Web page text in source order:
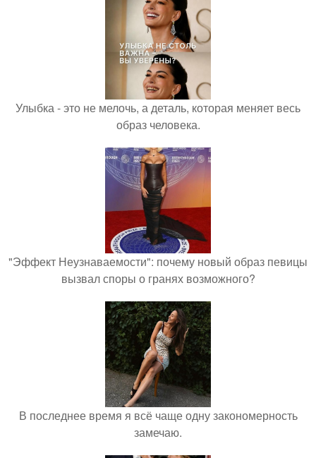
Улыбка - это не мелочь, а деталь, которая меняет весь
образ человека.
"Эффект Неузнаваемости": почему новый образ певицы
вызвал споры о гранях возможного?
В последнее время я всё чаще одну закономерность
замечаю.